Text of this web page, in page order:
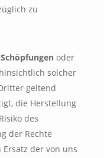
zu
oder
solcher
geltend
die Herstellung
des
der Rechte
der von uns